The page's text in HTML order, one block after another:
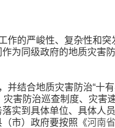
作的严峻性、复杂性和突
为同级政府的地质灾害
结合地质灾害防治“十
害防治巡查制度、灾害
实到具体单位、具体人
市）政府要按照《河南